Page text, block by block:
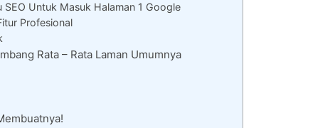
Untuk Masuk Halaman 1 Google
Profesional
Rata – Rata Laman Umumnya